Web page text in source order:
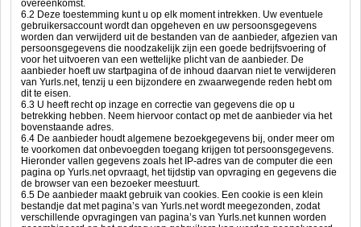
overeenkomst.
6.2 Deze toestemming kunt u op elk moment intrekken. Uw eventuele
gebruikersaccount wordt dan opgeheven en uw persoonsgegevens
worden dan verwijderd uit de bestanden van de aanbieder, afgezien van
persoonsgegevens die noodzakelijk zijn een goede bedrijfsvoering of
voor het uitvoeren van een wettelijke plicht van de aanbieder. De
aanbieder hoeft uw startpagina of de inhoud daarvan niet te verwijderen
van Yurls.net, tenzij u een bijzondere en zwaarwegende reden hebt om
dit te eisen.
6.3 U heeft recht op inzage en correctie van gegevens die op u
betrekking hebben. Neem hiervoor contact op met de aanbieder via het
bovenstaande adres.
6.4 De aanbieder houdt algemene bezoekgegevens bij, onder meer om
te voorkomen dat onbevoegden toegang krijgen tot persoonsgegevens.
Hieronder vallen gegevens zoals het IP-adres van de computer die een
pagina op Yurls.net opvraagt, het tijdstip van opvraging en gegevens die
de browser van een bezoeker meestuurt.
6.5 De aanbieder maakt gebruik van cookies. Een cookie is een klein
bestandje dat met pagina’s van Yurls.net wordt meegezonden, zodat
verschillende opvragingen van pagina’s van Yurls.net kunnen worden